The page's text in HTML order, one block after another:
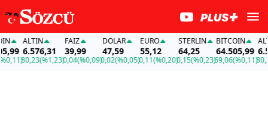
ALTIN
6.576,31
80,23(%1,23)
FAİZ
39,99
0,04(%0,09)
DOLAR
47,59
0,02(%0,05)
EURO
55,12
0,11(%0,20)
STERLIN
64,25
0,15(%0,23)
BITCOIN
64.505,99
69,06(%0,11)80,23